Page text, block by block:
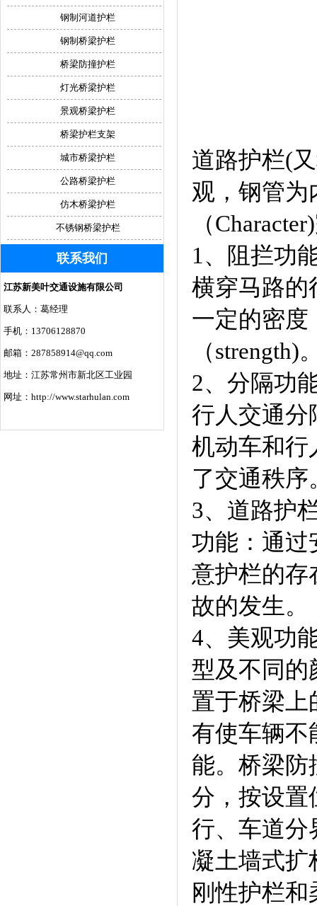
道路护栏(
观，钢管为
（
1、阻拦功
横穿马路的
一定的密度
（strength)
2、分隔功
行人交通分
机动车和行
了交通秩序
3、道路护
功能：通过
意护栏的存
故的发生。
4、美观功
型及不同的
置于桥梁上
有使车辆不
能。桥梁防
分，按设置
行、车道分
凝土墙式扩
刚性护栏
钢制河道护栏
钢制桥梁护栏
桥梁防撞护栏
灯光桥梁护栏
景观桥梁护栏
桥梁护栏支架
城市桥梁护栏
公路桥梁护栏
仿木桥梁护栏
不锈钢桥梁护栏
联系我们
江苏新美叶交通设施有限公司
联系人：葛经理
手机：13706128870
邮箱：287858914@qq.com
地址：江苏常州市新北区工业园
网址：http://www.starhulan.com